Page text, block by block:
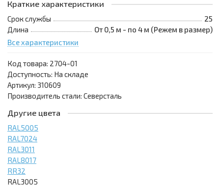
Краткие характеристики
Срок службы
25
Длина
От 0,5 м - по 4 м (Режем в размер)
Все характеристики
Код товара: 2704-01
Доступность: На складе
Артикул: 310609
Производитель стали: Северсталь
Другие цвета
RAL5005
RAL7024
RAL3011
RAL8017
RR32
RAL3005